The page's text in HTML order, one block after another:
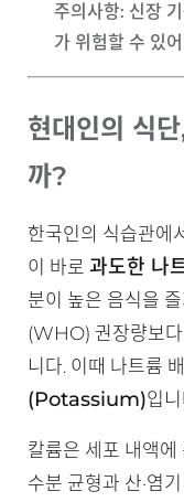
주의사항: 신장
가 위험할 수 있
현대인의 식
까?
한국인의 식습관에
이 바로 과도한 나
분이 높은 음식을
(WHO) 권장량보
니다. 이때 나트륨
(Potassium)입
칼륨은 세포 내액에
수분 균형과 산·염